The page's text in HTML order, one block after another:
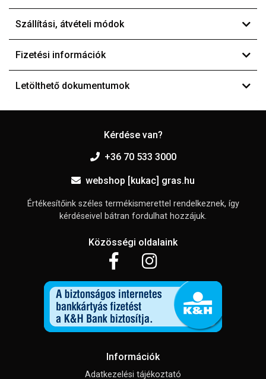
Szállítási, átvételi módok
Fizetési információk
Letölthető dokumentumok
Kérdése van?
+36 70 533 3000
webshop [kukac] gras.hu
Értékesítőink széles termékismerettel rendelkeznek, így
kérdéseivel bátran fordulhat hozzájuk.
Közösségi oldalaink
Információk
Adatkezelési tájékoztató